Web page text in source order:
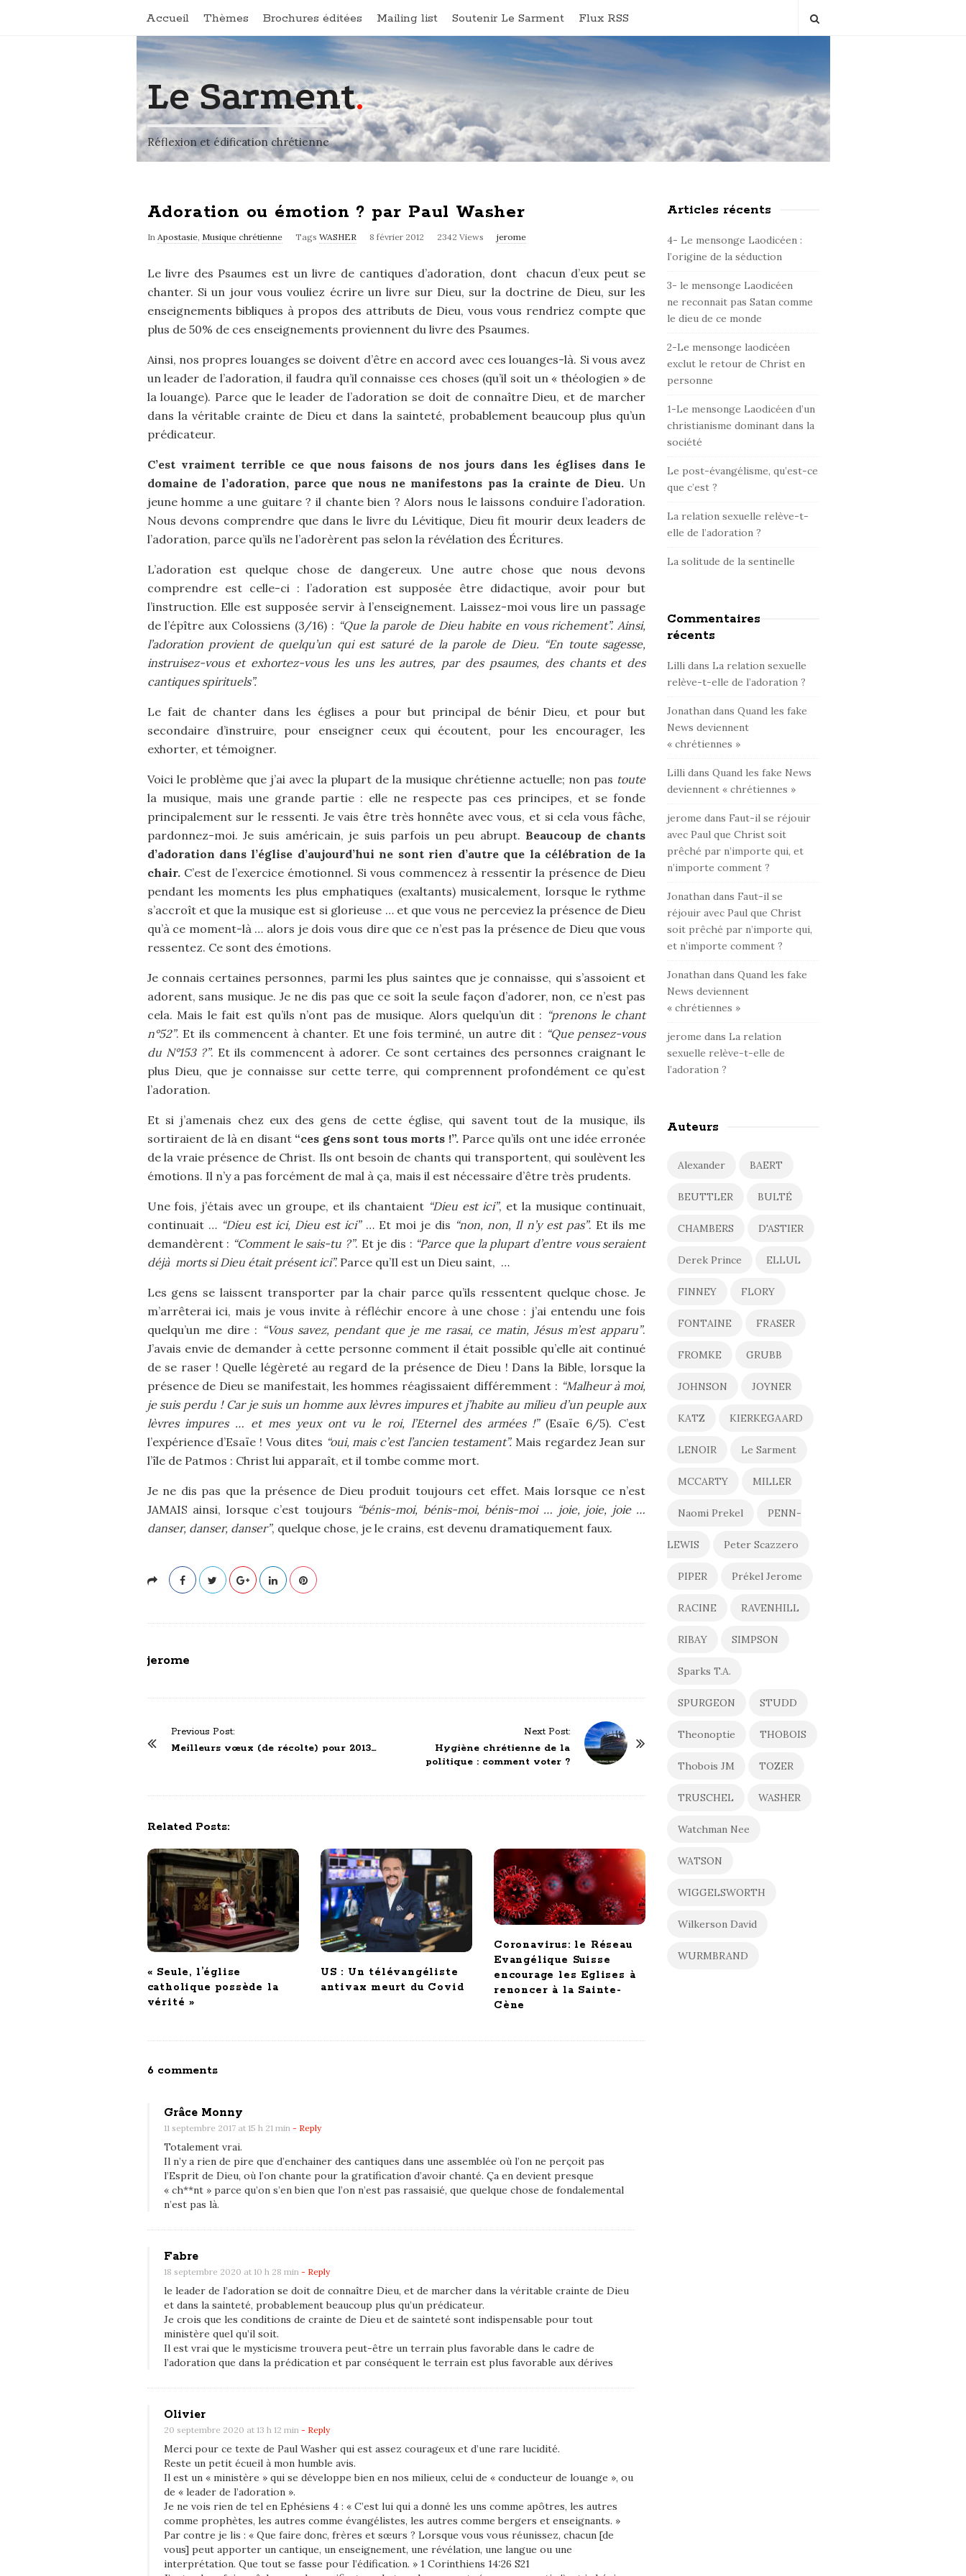
Accueil Thèmes Brochures éditées Mailing list Soutenir Le Sarment Flux RSS
Le Sarment.
Réflexion et édification chrétienne
Adoration ou émotion ? par Paul Washer
In Apostasie, Musique chrétienne Tags WASHER 8 février 2012 2342 Views jerome
Le livre des Psaumes est un livre de cantiques d’adoration, dont chacun d’eux peut se
chanter. Si un jour vous vouliez écrire un livre sur Dieu, sur la doctrine de Dieu, sur les
enseignements bibliques à propos des attributs de Dieu, vous vous rendriez compte que
plus de 50% de ces enseignements proviennent du livre des Psaumes.
Ainsi, nos propres louanges se doivent d’être en accord avec ces louanges-là. Si vous avez
un leader de l’adoration, il faudra qu’il connaisse ces choses (qu’il soit un « théologien » de
la louange). Parce que le leader de l’adoration se doit de connaître Dieu, et de marcher
dans la véritable crainte de Dieu et dans la sainteté, probablement beaucoup plus qu’un
prédicateur.
C’est vraiment terrible ce que nous faisons de nos jours dans les églises dans le
domaine de l’adoration, parce que nous ne manifestons pas la crainte de Dieu. Un
jeune homme a une guitare ? il chante bien ? Alors nous le laissons conduire l’adoration.
Nous devons comprendre que dans le livre du Lévitique, Dieu fit mourir deux leaders de
l’adoration, parce qu’ils ne l’adorèrent pas selon la révélation des Écritures.
L’adoration est quelque chose de dangereux. Une autre chose que nous devons
comprendre est celle-ci : l’adoration est supposée être didactique, avoir pour but
l’instruction. Elle est supposée servir à l’enseignement. Laissez-moi vous lire un passage
de l’épître aux Colossiens (3/16) : “Que la parole de Dieu habite en vous richement”. Ainsi,
l’adoration provient de quelqu’un qui est saturé de la parole de Dieu. “En toute sagesse,
instruisez-vous et exhortez-vous les uns les autres, par des psaumes, des chants et des
cantiques spirituels”.
Le fait de chanter dans les églises a pour but principal de bénir Dieu, et pour but
secondaire d’instruire, pour enseigner ceux qui écoutent, pour les encourager, les
exhorter, et témoigner.
Voici le problème que j’ai avec la plupart de la musique chrétienne actuelle; non pas toute
la musique, mais une grande partie : elle ne respecte pas ces principes, et se fonde
principalement sur le ressenti. Je vais être très honnête avec vous, et si cela vous fâche,
pardonnez-moi. Je suis américain, je suis parfois un peu abrupt. Beaucoup de chants
d’adoration dans l’église d’aujourd’hui ne sont rien d’autre que la célébration de la
chair.C’est de l’exercice émotionnel. Si vous commencez à ressentir la présence de Dieu
pendant les moments les plus emphatiques (exaltants) musicalement, lorsque le rythme
s’accroît et que la musique est si glorieuse … et que vous ne perceviez la présence de Dieu
qu’à ce moment-là … alors je dois vous dire que ce n’est pas la présence de Dieu que vous
ressentez. Ce sont des émotions.
Je connais certaines personnes, parmi les plus saintes que je connaisse, qui s’assoient et
adorent, sans musique. Je ne dis pas que ce soit la seule façon d’adorer, non, ce n’est pas
cela. Mais le fait est qu’ils n’ont pas de musique. Alors quelqu’un dit : “prenons le chant
n°52”. Et ils commencent à chanter. Et une fois terminé, un autre dit : “Que pensez-vous
du N°153 ?”. Et ils commencent à adorer. Ce sont certaines des personnes craignant le
plus Dieu, que je connaisse sur cette terre, qui comprennent profondément ce qu’est
l’adoration.
Et si j’amenais chez eux des gens de cette église, qui savent tout de la musique, ils
sortiraient de là en disant “ces gens sont tous morts !”.Parce qu’ils ont une idée erronée
de la vraie présence de Christ. Ils ont besoin de chants qui transportent, qui soulèvent les
émotions. Il n’y a pas forcément de mal à ça, mais il est nécessaire d’être très prudents.
Une fois, j’étais avec un groupe, et ils chantaient “Dieu est ici”, et la musique continuait,
continuait … “Dieu est ici, Dieu est ici”… Et moi je dis “non, non, Il n’y est pas”. Et ils me
demandèrent : “Comment le sais-tu ?”. Et je dis : “Parce que la plupart d’entre vous seraient
déjà morts si Dieu était présent ici”.Parce qu’Il est un Dieu saint, …
Les gens se laissent transporter par la chair parce qu’ils ressentent quelque chose. Je
m’arrêterai ici, mais je vous invite à réfléchir encore à une chose : j’ai entendu une fois
quelqu’un me dire : “Vous savez, pendant que je me rasai, ce matin, Jésus m’est apparu”.
J’avais envie de demander à cette personne comment il était possible qu’elle ait continué
de se raser ! Quelle légèreté au regard de la présence de Dieu ! Dans la Bible, lorsque la
présence de Dieu se manifestait, les hommes réagissaient différemment : “Malheur à moi,
je suis perdu ! Car je suis un homme aux lèvres impures et j’habite au milieu d’un peuple aux
lèvres impures … et mes yeux ont vu le roi, l’Eternel des armées !”(Esaïe 6/5). C’est
l’expérience d’Esaïe ! Vous dites “oui, mais c’est l’ancien testament”.Mais regardez Jean sur
l’île de Patmos : Christ lui apparaît, et il tombe comme mort.
Je ne dis pas que la présence de Dieu produit toujours cet effet. Mais lorsque ce n’est
JAMAIS ainsi, lorsque c’est toujours “bénis-moi, bénis-moi, bénis-moi … joie, joie, joie …
danser, danser, danser”, quelque chose, je le crains, est devenu dramatiquement faux.
jerome
Previous Post:
Meilleurs vœux (de récolte) pour 2013…
Next Post:
Hygiène chrétienne de la
politique : comment voter ?
Related Posts:
« Seule, l’église
catholique possède la
vérité »
US : Un télévangéliste
antivax meurt du Covid
Coronavirus: le Réseau
Evangélique Suisse
encourage les Eglises à
renoncer à la Sainte-
Cène
6 commentsO
A
d
o
r
a
t
o
u
é
m
o
t
i
n
p
a
r
P
a
u
Grâce Monny
11 septembre 2017 at 15 h 21 min - Reply
Totalement vrai.
Il n’y a rien de pire que d’enchainer des cantiques dans une assemblée où l’on ne perçoit pas
l’Esprit de Dieu, où l’on chante pour la gratification d’avoir chanté. Ça en devient presque
« ch**nt » parce qu’on s’en bien que l’on n’est pas rassaisié, que quelque chose de fondalemental
n’est pas là.
Fabre
18 septembre 2020 at 10 h 28 min - Reply
le leader de l’adoration se doit de connaître Dieu, et de marcher dans la véritable crainte de Dieu
et dans la sainteté, probablement beaucoup plus qu’un prédicateur.
Je crois que les conditions de crainte de Dieu et de sainteté sont indispensable pour tout
ministère quel qu’il soit.
Il est vrai que le mysticisme trouvera peut-être un terrain plus favorable dans le cadre de
l’adoration que dans la prédication et par conséquent le terrain est plus favorable aux dérives
Olivier
20 septembre 2020 at 13 h 12 min - Reply
Merci pour ce texte de Paul Washer qui est assez courageux et d’une rare lucidité.
Reste un petit écueil à mon humble avis.
Il est un « ministère » qui se développe bien en nos milieux, celui de « conducteur de louange », ou
de « leader de l’adoration ».
Je ne vois rien de tel en Ephésiens 4 : « C’est lui qui a donné les uns comme apôtres, les autres
comme prophètes, les autres comme évangélistes, les autres comme bergers et enseignants. »
Par contre je lis : « Que faire donc, frères et sœurs ? Lorsque vous vous réunissez, chacun [de
vous] peut apporter un cantique, un enseignement, une révélation, une langue ou une
interprétation. Que tout se fasse pour l’édification. » 1 Corinthiens 14:26 S21
S
t
S
i
d
e
b
a
Articles récents
4- Le mensonge Laodicéen :
l’origine de la séduction
3- le mensonge Laodicéen
ne reconnait pas Satan comme
le dieu de ce monde
2-Le mensonge laodicéen
exclut le retour de Christ en
personne
1-Le mensonge Laodicéen d’un
christianisme dominant dans la
société
Le post-évangélisme, qu’est-ce
que c’est ?
La relation sexuelle relève-t-
elle de l’adoration ?
La solitude de la sentinelle
Commentaires
récents
Lilli dans La relation sexuelle
relève-t-elle de l’adoration ?
Jonathan dansQuand les fake
News deviennent
« chrétiennes »
Lilli dansQuand les fake News
deviennent « chrétiennes »
jerome dans Faut-il se réjouir
avec Paul que Christ soit
prêché par n’importe qui, et
n’importe comment ?
Jonathan dans Faut-il se
réjouir avec Paul que Christ
soit prêché par n’importe qui,
et n’importe comment ?
Jonathan dansQuand les fake
News deviennent
« chrétiennes »
jerome dans La relation
sexuelle relève-t-elle de
l’adoration ?
Auteurs
Alexander BAERT
BEUTTLER BULTÉ
CHAMBERS D'ASTIER
Derek Prince ELLUL
FINNEY FLORY
FONTAINE FRASER
FROMKE GRUBB
JOHNSON JOYNER
KATZ KIERKEGAARD
LENOIR Le Sarment
MCCARTY MILLER
Naomi Prekel PENN-
LEWIS Peter Scazzero
PIPER Prékel Jerome
RACINE RAVENHILL
RIBAY SIMPSON
Sparks T.A.
SPURGEON STUDD
Theonoptie THOBOIS
Thobois JM TOZER
TRUSCHEL WASHER
Watchman Nee
WATSON
WIGGELSWORTH
Wilkerson David
WURMBRAND